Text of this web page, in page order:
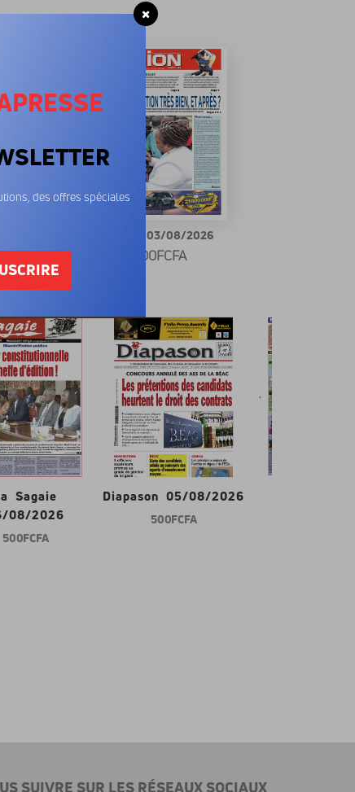
L'Union 03/08/2026
400FCFA
Sagaie
08/2026
500 FCFA
Diapason 05/08/2026
500 FCFA
SUIVRE SUR LES RÉSEAUX SOCIAUX
des offres spéciales